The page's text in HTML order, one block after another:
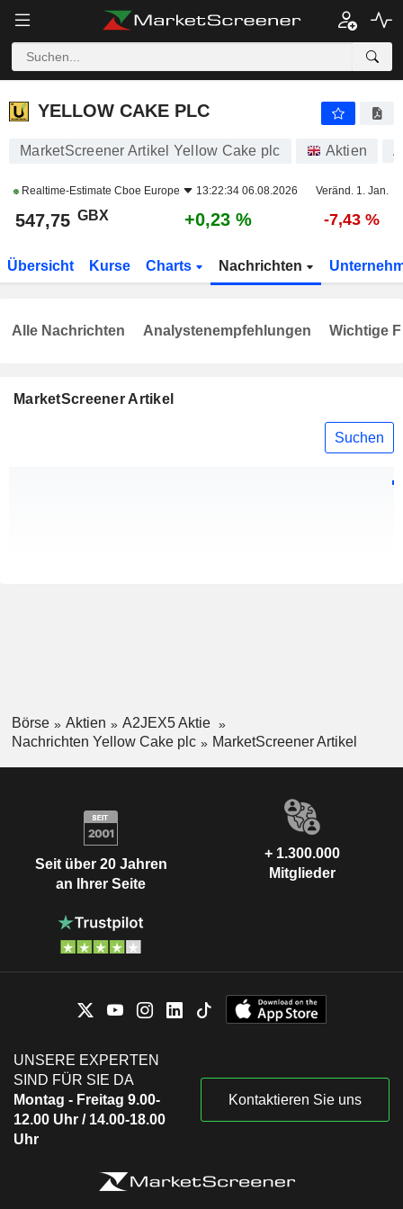
YELLOW CAKE PLC
YELLOW CAKE PLC
MarketScreener Artikel Yellow Cake plc Aktien
Realtime-Estimate Cboe Europe 13:22:34 06.08.2026 Veränd. 1. Jan.
547,75 GBX +0,23 % -7,43 %
Übersicht Kurse Charts Nachrichten
MarketScreener Artikel
Suchen
Alle Nachrichten Analystenempfehlungen Wichtige
Börse Aktien
A2JEX5 Aktie
Nachrichten Yellow Cake plc
MarketScreener Artikel
Seit über 20 Jahren
an Ihrer Seite
+ 1.300.000
Mitglieder
UNSERE EXPERTEN
SIND FÜR SIE DA
Montag - Freitag 9.00-
12.00 Uhr / 14.00-18.00
Uhr
Kontaktieren Sie uns